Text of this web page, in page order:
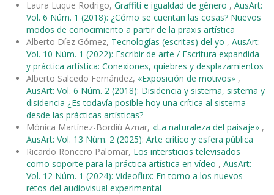
Laura Luque Rodrigo, Graffiti e igualdad de género , AusArt:
Vol. 6 Núm. 1 (2018): ¿Cómo se cuentan las cosas? Nuevos
modos de conocimiento a partir de la praxis artística
Alberto Díez Gómez, Tecnologías (escritas) del yo , AusArt:
Vol. 10 Núm. 1 (2022): Escribir de arte / Escritura expandida
y práctica artística: Conexiones, quiebres y desplazamientos
Alberto Salcedo Fernández, «Exposición de motivos» ,
AusArt: Vol. 6 Núm. 2 (2018): Disidencia y sistema, sistema y
disidencia ¿Es todavía posible hoy una crítica al sistema
desde las prácticas artísticas?
Mónica Martínez-Bordiú Aznar, «La naturaleza del paisaje» ,
AusArt: Vol. 13 Núm. 2 (2025): Arte crítico y esfera pública
Ricardo Roncero Palomar, Los intersticios televisados
como soporte para la práctica artística en vídeo , AusArt:
Vol. 12 Núm. 1 (2024): Videoflux: En torno a los nuevos
retos del audiovisual experimental